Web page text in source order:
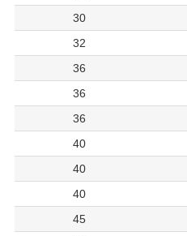
30
32
36
36
36
40
40
40
45